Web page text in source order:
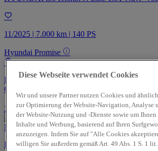
11/2025 | 7.000 km | 140 PS
Hyundai Promise
Schneeberg
Energieverbrauch: 6.7 l/100km (komb.) •
CO₂/km (komb.) • CO₂-Klasse: E (komb.)
26.990 EUR2
HYUNDAI Tucson PHEV Allrad LED+
Diese Webseite verwendet Cookies
Wir und unsere Partner nutzen Cookies und
zur Optimierung der Website-Navigation, Analyse
der Website-Nutzung und -Dienste sowie um
Inhalte und Werbung, basierend auf Ihren
anzuzeigen. Indem Sie auf "Alle Cookies
willigen Sie außerdem gemäß Art. 49 Abs. 1 S. 1